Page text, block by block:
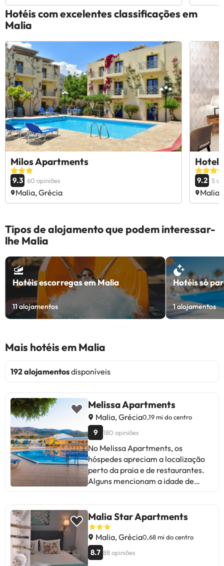
Hotéis com excelentes classificações em
Malia
Milos Apartments
9.3 60 opiniões
Malia, Grécia
Hotel
9.2 5
Malia,
Tipos de alojamento que podem interessar-
lhe Malia
Hotéis escorregas em Malia
11alojamentos
Hotéis só
1alojamentos
Mais hotéis em Malia
192 alojamentosdisponíveis
Melissa Apartments
Malia, Grécia0,19 mi do centro
9 180 opiniões
No Melissa Apartments, os
hóspedes apreciam a localização
perto da praia e de restaurantes.
Alguns mencionam a idade de
melhorar, embora isso não afecte a
experiência. Destacam a piscina, o
tratamento familiar, a limpeza
impecável e o ambiente tranquilo.
Alguns opiniões referem a falta de
Malia Star Apartments
Malia, Grécia0,68 mi do centro
8.7 88 opiniões